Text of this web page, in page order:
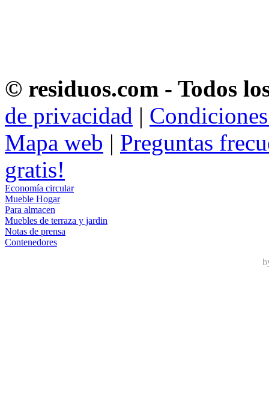
© residuos.com - Todos
de privacidad |
Mapa web | Preguntas
gratis!
Economía circular
Mueble Hogar
Para almacen
Muebles de terraza y jardin
Notas de prensa
Contenedores